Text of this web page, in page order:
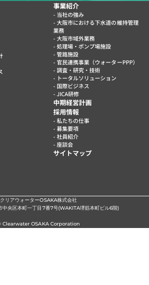
事業紹介
当社の強み
大阪市における下水道の維持管理
業務
大阪市域外業務
処理場・ポンプ場施設
管路施設
官民連携事業（ウォーターPPP）
調査・研究・技術
トータルソリューション
国際ビジネス
JICA研修
中期経営計画
採用情報
私たちの仕事
募集要項
社員紹介
座談会
サイトマップ
クリアウォーターOSAKA株式会社
央区本町一丁目7番7号(WAKITA堺筋本町ビル6階)
Clearwater OSAKA Corporation